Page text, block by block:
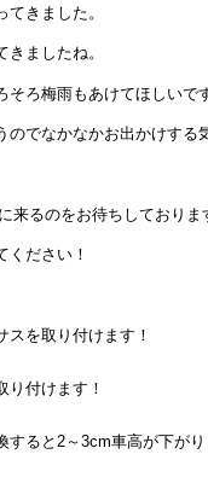
きました。
ましたね。
ろ梅雨もあけてほしいで
のでなかなかお出かけする
来るのをお待ちしておりま
ください！
スを取り付けます！
り付けます！
ると2～3cm車高が下がり